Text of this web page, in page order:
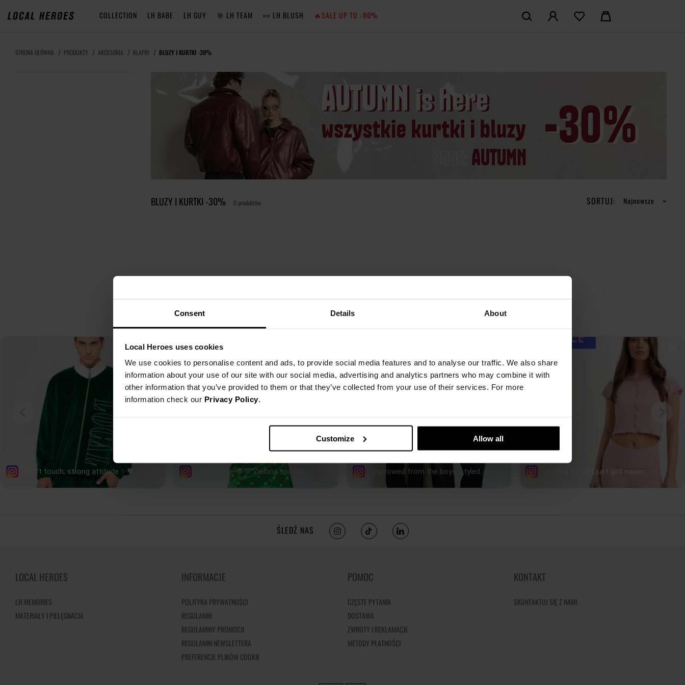
Consent Details About
Local Heroes uses cookies
We use cookies to personalise content and ads, to provide social media features and to analyse our traffic. We also share
information about your use of our site with our social media, advertising and analytics partners who may combine it with
other information that you’ve provided to them or that they’ve collected from your use of their services. For more
information check our Privacy Policy.
Customize Allow all
COLLECTION LH BABE LH GUY 🎯 LH TEAM 🍬 LH BLUSH 🔥SALE UP TO -80%
NIE MAM KONTA
ZAŁÓŻ KONTO
STRONA GŁÓWNA PRODUKTY AKCESORIA KLAPKI BLUZY I KURTKI -30%
BLUZY I KURTKI -30% 0 produktów SORTUJ: Najnowsze
ŚLEDŹ NAS
LOCAL HEROES
LH MEMORIES
MATERIAŁY I PIELĘGNACJA
INFORMACJE
POLITYKA PRYWATNOŚCI
REGULAMIN
REGULAMINY PROMOCJI
REGULAMIN NEWSLETTERA
PREFERENCJE PLIKÓW COOKIE
POMOC
CZĘSTE PYTANIA
DOSTAWA
ZWROTY I REKLAMACJE
METODY PŁATNOŚCI
KONTAKT
SKONTAKTUJ SIĘ Z NAMI